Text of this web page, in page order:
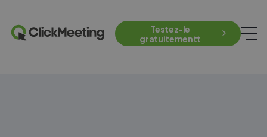
Testez-le
gratuitementt